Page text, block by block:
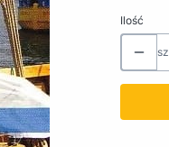
Ilość